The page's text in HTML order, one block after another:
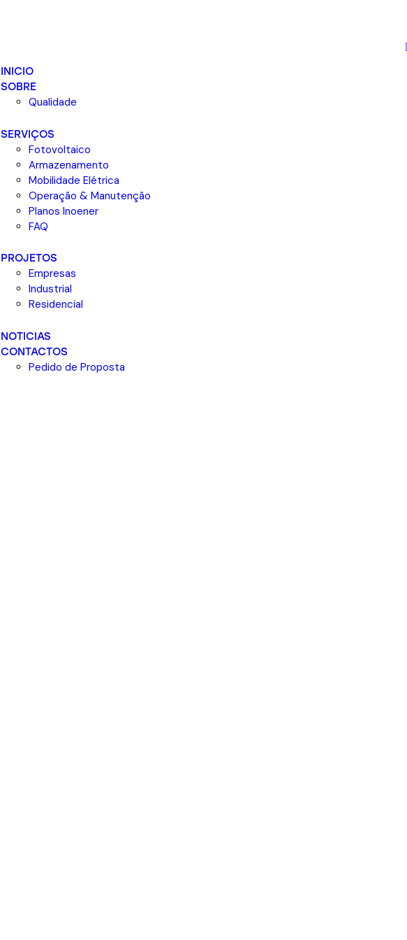
INICIO
SOBRE
Qualidade
SERVIÇOS
Fotovoltaico
Armazenamento
Mobilidade Elétrica
Operação & Manutenção
Planos Inoener
FAQ
PROJETOS
Empresas
Industrial
Residencial
NOTICIAS
CONTACTOS
Pedido de Proposta